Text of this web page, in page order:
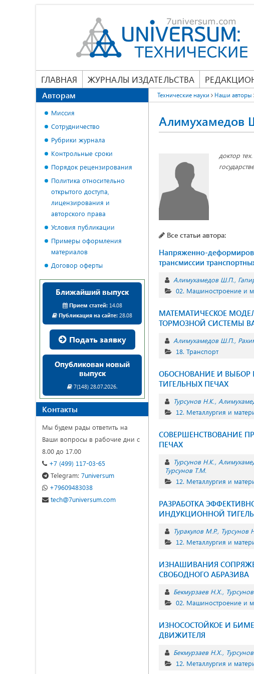
ГЛАВНАЯ ЖУРНАЛЫ ИЗДАТЕЛЬСТВА
Технические науки Наши авторы
Алимухамедов
доктор
Все статьи автора:
Напряженно-
трансмиссии
Алимухамедов Ш.П.
02. Машиностроение и
МАТЕМАТИЧЕСКОЕ
ТОРМОЗНОЙ СИСТЕМЫ
Алимухамедов Ш.П.
18. Транспорт
ОБОСНОВАНИЕ И ВЫБОР
ТИГЕЛЬНЫХ ПЕЧАХ
Турсунов Н.К.
12. Металлургия и
СОВЕРШЕНСТВОВАНИЕ
ПЕЧАХ
Турсунов Н.К.
Турсунов Т.М.
12. Металлургия и
РАЗРАБОТКА
ИНДУКЦИОННОЙ
Туракулов М.Р. Турсунов
12. Металлургия и
ИЗНАШИВАНИЯ
СВОБОДНОГО АБРАЗИВА
Бекмурзаев Н.Х.
02. Машиностроение и
ИЗНОСОСТОЙКОЕ И
ДВИЖИТЕЛЯ
Бекмурзаев Н.Х.
12. Металлургия и
Авторам
Миссия
Сотрудничество
Рубрики журнала
Контрольные сроки
Порядок рецензирования
Политика относительно
открытого доступа,
лицензирования и
авторского права
Условия публикации
Примеры оформления
материалов
Договор оферты
Ближайший выпуск
Прием статей:14.08
Публикация на сайте: 28.08
Подать заявку
Опубликован новый
выпуск
7(148) 28.07.2026.
Контакты
Мы будем рады ответить на
Ваши вопросы в рабочие дни с
8.00 до 17.00
+7 (499) 117-03-65
Telegram: 7universum
+79609483038
tech@7universum.com